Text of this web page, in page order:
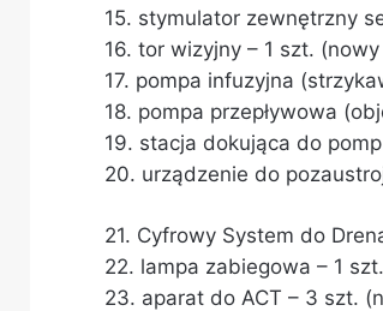
15. stymulator zewnętrzny
16. tor wizyjny – 1 szt.
17. pompa infuzyjna
18. pompa przepływowa
19. stacja dokująca do
20. urządzenie do
21. Cyfrowy System do
22. lampa zabiegowa – 1
23. aparat do ACT – 3 szt.